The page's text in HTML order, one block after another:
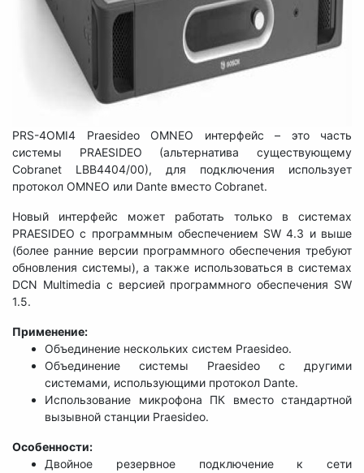
PRS-4OMI4 Praesideo OMNEO интерфейс – это часть
системы PRAESIDEO (альтернатива существующему
Cobranet LBB4404/00), для подключения использует
протокол OMNEO или Dante вместо Cobranet.
Новый интерфейс может работать только в системах
PRAESIDEO с программным обеспечением SW 4.3 и выше
(более ранние версии программного обеспечения требуют
обновления системы), а также использоваться в системах
DCN Multimedia с версией программного обеспечения SW
1.5.
Применение:
Объединение нескольких систем Praesideo.
Объединение системы Praesideo с другими
системами, использующими протокол Dante.
Использование микрофона ПК вместо стандартной
вызывной станции Praesideo.
Особенности:
Двойное резервное подключение к сети